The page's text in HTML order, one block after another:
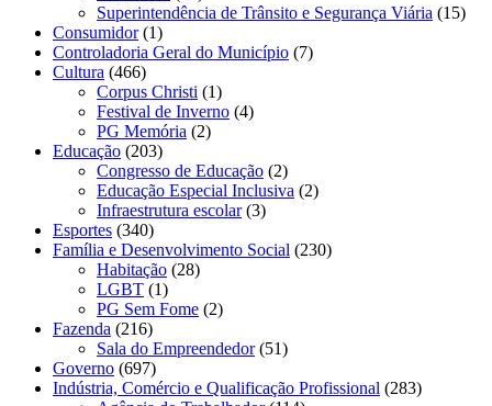
Superintendência de Trânsito e Segurança Viária (15)
Consumidor(1)
Controladoria Geral do Município (7)
Cultura (466)
Corpus Christi (1)
Festival de Inverno (4)
PG Memória (2)
Educação (203)
Congresso de Educação (2)
Educação Especial Inclusiva (2)
Infraestrutura escolar(3)
Esportes (340)
Família e Desenvolvimento Social (230)
Habitação (28)
LGBT (1)
PG Sem Fome (2)
Fazenda (216)
Sala do Empreendedor(51)
Governo (697)
Indústria, Comércio e Qualificação Profissional (283)